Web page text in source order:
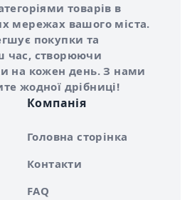
товарів в
мережах вашого міста.
покупки та
час, створюючи
на кожен день. З нами
жодної дрібниці!
Компанія
Головна сторінка
Контакти
FAQ